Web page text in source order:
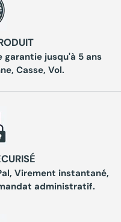
garantie jusqu'à 5 ans
Casse, Vol.
Virement instantané,
administratif.